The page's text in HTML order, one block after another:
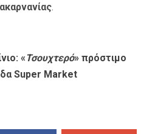
.
« Τσουχτερό» πρόστιμο
Super Market